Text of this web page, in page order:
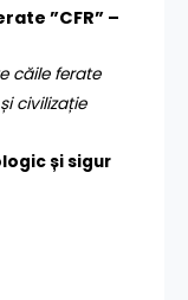
”CFR” –
căile ferate
civilizație
și sigur